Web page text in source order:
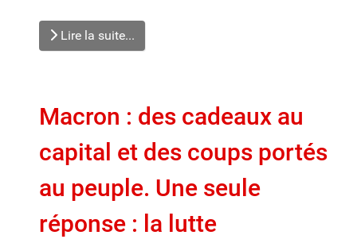
Lire la suite...
Macron : des cadeaux au
capital et des coups portés
au peuple. Une seule
réponse : la lutte